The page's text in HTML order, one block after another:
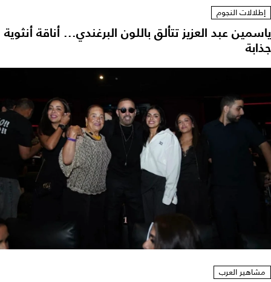
إطلالات النجوم
ياسمين عبد العزيز تتألق باللون البرغندي... أناقة أنثوية
جذابة
مشاهير العرب